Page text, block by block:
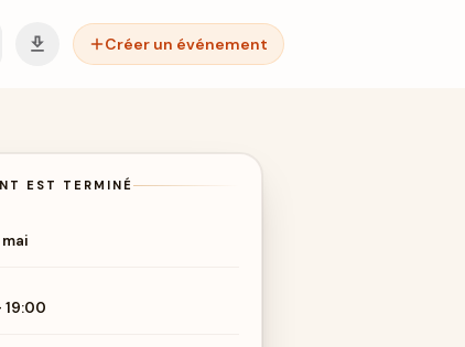
Créer un événement
EST TERMINÉ
mai
19:00